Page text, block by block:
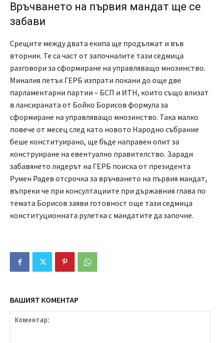
Връчването на първия мандат ще се
забави
Срещите между двата екипа ще продължат и във
вторник. Те са част от започналите тази седмица
разговори за сформиране на управляващо мнозинство.
Миналия петък ГЕРБ изпрати покани до още две
парламентарни партии – БСП и ИТН, които също влизат
в лансираната от Бойко Борисов формула за
сформиране на управляващо мнозинство. Така малко
повече от месец след като новото Народно събрание
беше конституирано, ще бъде направен опит за
конструиране на евентуално правителство. Заради
забавянето лидерът на ГЕРБ поиска от президента
Румен Радев отсрочка за връчването на първия мандат,
въпреки че при консултациите при държавния глава по
темата Борисов заяви готовност още тази седмица
конституционната рулетка с мандатите да започне.
ВАШИЯТ КОМЕНТАР